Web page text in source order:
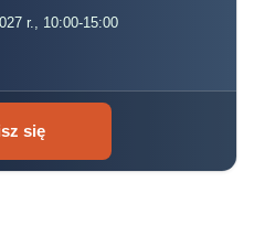
r., 10:00-15:00
się